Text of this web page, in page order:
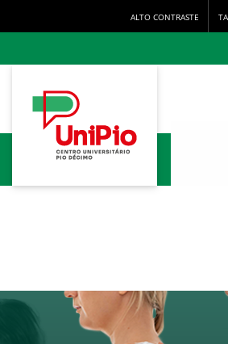
ALTO CONTRASTE